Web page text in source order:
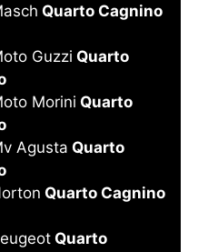
Quarto Cagnino
Guzzi Quarto
Morini Quarto
Agusta Quarto
Quarto Cagnino
Quarto